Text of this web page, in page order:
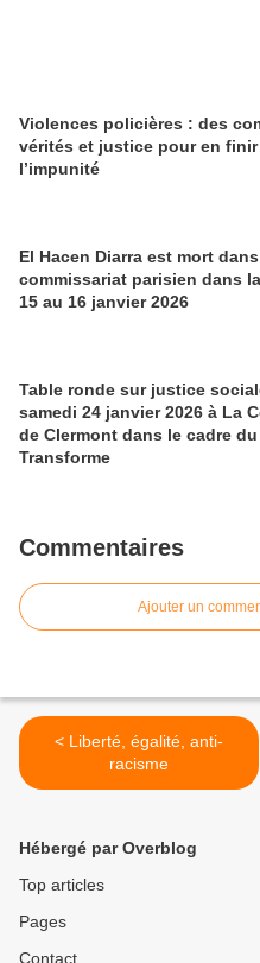
Violences policières : des
vérités et justice pour en finir
l’impunité
El Hacen Diarra est mort
commissariat parisien dans
15 au 16 janvier 2026
Table ronde sur justice
samedi 24 janvier 2026 à La
de Clermont dans le cadre
Transforme
Commentaires
Ajouter un
< Liberté, égalité, anti-
racisme
Hébergé par Overblog
Top articles
Pages
Contact